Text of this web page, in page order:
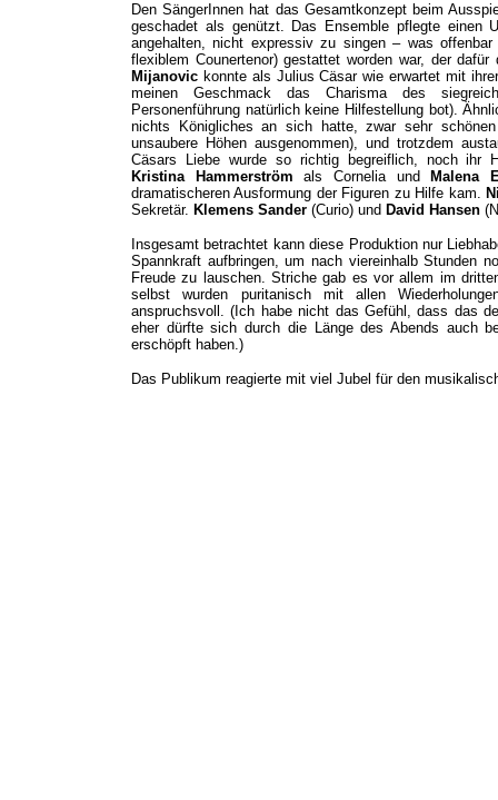
Den SängerInnen hat das Gesamtkonzept beim
geschadet als genützt. Das Ensemble pflegte einen
angehalten, nicht expressiv zu singen – was offenbar
flexiblem Counertenor) gestattet worden war, der
Mijanovic konnte als Julius Cäsar wie erwartet mit
meinen Geschmack das Charisma des
Personenführung natürlich keine Hilfestellung bot).
nichts Königliches an sich hatte, zwar sehr
unsaubere Höhen ausgenommen), und trotzdem
Cäsars Liebe wurde so richtig begreiflich, noch ihr
Kristina Hammerström als Cornelia und
Malena
dramatischeren Ausformung der Figuren zu Hilfe kam.
Sekretär. Klemens Sander (Curio) und David Hansen
Insgesamt betrachtet kann diese Produktion nur
Spannkraft aufbringen, um nach viereinhalb Stunden
Freude zu lauschen. Striche gab es vor allem im
selbst wurden puritanisch mit allen
anspruchsvoll. (Ich habe nicht das Gefühl, dass das
eher dürfte sich durch die Länge des Abends auch
erschöpft haben.)
Das Publikum reagierte mit viel Jubel für den